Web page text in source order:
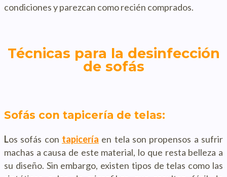
condiciones y parezcan como recién comprados.
Técnicas para la desinfección
de sofás
Sofás con tapicería de telas:
Los sofás con tapicería en tela son propensos a sufrir
machas a causa de este material, lo que resta belleza a
su diseño. Sin embargo, existen tipos de telas como las